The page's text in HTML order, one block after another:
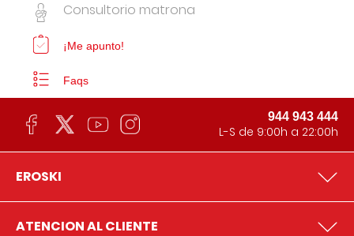
Consultorio matrona
¡Me apunto!
Faqs
944 943 444
L-S de 9:00h a 22:00h
EROSKI
ATENCION AL CLIENTE